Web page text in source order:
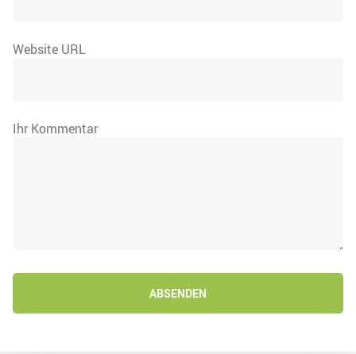
Website URL
Ihr Kommentar
ABSENDEN